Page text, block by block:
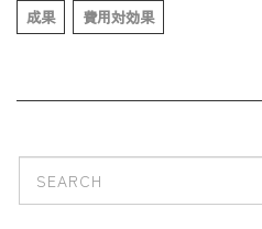
成果 費用対効果